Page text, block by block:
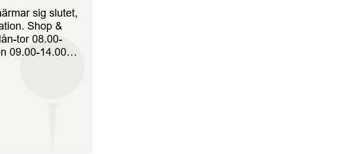
sig slutet,
Shop &
tor 08.00-
09.00-14.00
i
innebär att